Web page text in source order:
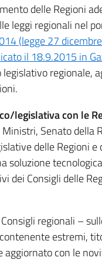
delle Regioni
leggi regionali nel
(legge 27
il 18.9.2015 in
regionale,
legislativa con le
Senato della
delle Regioni
soluzione
Consigli delle
regionali –
estremi,
con le